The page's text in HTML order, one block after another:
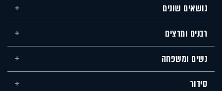
נושאים שונים
רבנים ומרצים
נשים ומשפחה
סידור